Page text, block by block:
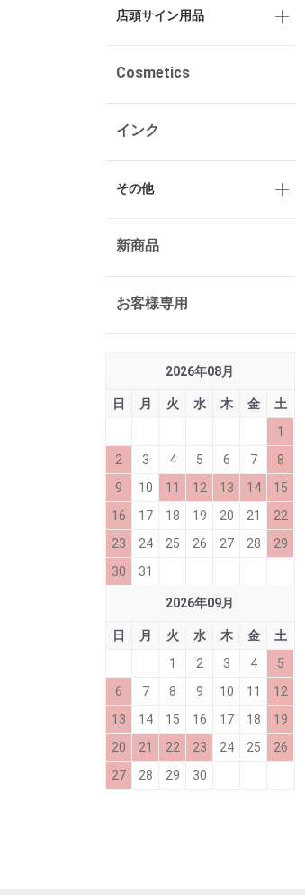
店頭サイン用品
Cosmetics
インク
その他
新商品
お客様専用
2026年08月
日 月 火 水 木 金
土
1
2
3 4 5 6 7
8
9
10 11 12 13 14
15
16
17 18 19 20 21
22
23
24 25 26 27 28
29
30
31
2026年09月
日 月 火 水 木 金
土
1
2 3 4
5
6
7 8 9 10 11
12
13
14 15 16 17 18
19
20
21 22 23 24 25
26
27
28 29 30